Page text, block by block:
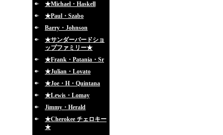
★Michael・Haskell
★Paul・Szabo
Barry・Johnson
★サンダーバードショ
ップファミリー★
★Frank・Patania・Sr
★Julian・Lovato
★Joe・H・Quintana
★Lewis・Lomay
Jimmy・Herald
★Cherokee チェロキー
★